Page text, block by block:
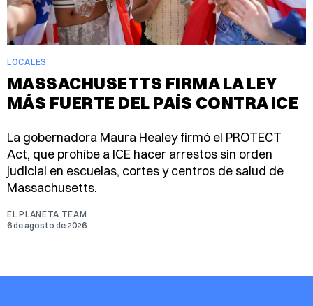
LOCALES
MASSACHUSETTS FIRMA LA LEY
MÁS FUERTE DEL PAÍS CONTRA ICE
La gobernadora Maura Healey firmó el PROTECT
Act, que prohíbe a ICE hacer arrestos sin orden
judicial en escuelas, cortes y centros de salud de
Massachusetts.
EL PLANETA TEAM
6 de agosto de 2026